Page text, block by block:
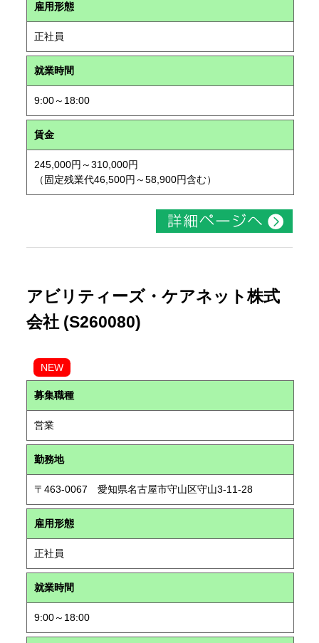
雇用形態
正社員
就業時間
9:00～18:00
賃金
245,000円～310,000円
（固定残業代46,500円～58,900円含む）
アビリティーズ・ケアネット株式
会社 (S260080)
NEW
募集職種
営業
勤務地
〒463-0067 愛知県名古屋市守山区守山3-11-28
雇用形態
正社員
就業時間
9:00～18:00